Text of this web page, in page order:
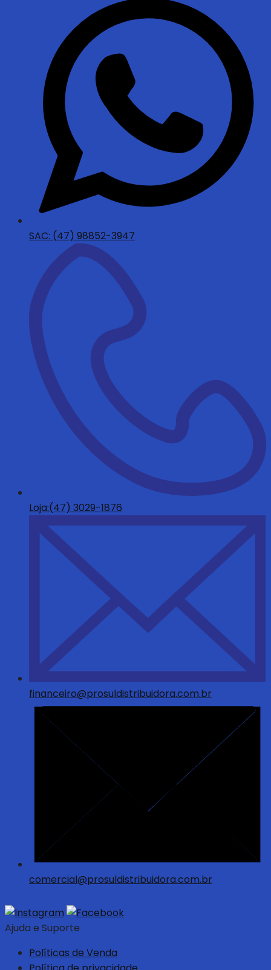
SAC: (47) 98852-3947
Loja:(47) 3029-1876
financeiro@prosuldistribuidora.com.br
comercial@prosuldistribuidora.com.br
Ajuda e Suporte
Políticas de Venda